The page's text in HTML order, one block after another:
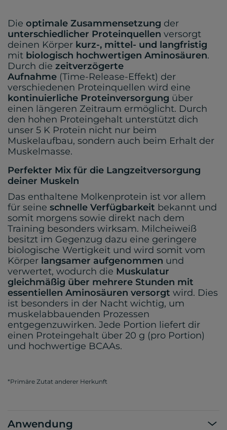
Die optimale Zusammensetzung der
unterschiedlicher Proteinquellen versorgt
deinen Körper kurz-, mittel- und langfristig
mit biologisch hochwertigen Aminosäuren.
Durch die zeitverzögerte
Aufnahme (Time-Release-Effekt) der
verschiedenen Proteinquellen wird eine
kontinuierliche Proteinversorgung über
einen längeren Zeitraum ermöglicht. Durch
den hohen Proteingehalt unterstützt dich
unser 5 K Protein nicht nur beim
Muskelaufbau, sondern auch beim Erhalt der
Muskelmasse.
Perfekter Mix für die Langzeitversorgung
deiner Muskeln
Das enthaltene Molkenprotein ist vor allem
für seine schnelle Verfügbarkeit bekannt und
somit morgens sowie direkt nach dem
Training besonders wirksam. Milcheiweiß
besitzt im Gegenzug dazu eine geringere
biologische Wertigkeit und wird somit vom
Körper langsamer aufgenommen und
verwertet, wodurch die Muskulatur
gleichmäßig über mehrere Stunden mit
essentiellen Aminosäuren versorgt wird. Dies
ist besonders in der Nacht wichtig, um
muskelabbauenden Prozessen
entgegenzuwirken. Jede Portion liefert dir
einen Proteingehalt über 20 g (pro Portion)
und hochwertige BCAAs.
*Primäre Zutat anderer Herkunft
Anwendung